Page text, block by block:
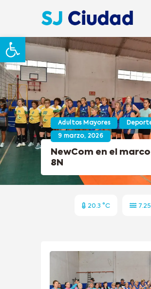
Abrir barra de
Adultos Mayores
9 marzo, 2026
NewCom en el marco
8N
20.3 °C